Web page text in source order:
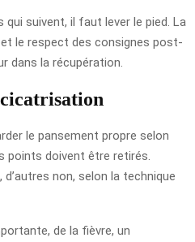
suivent, il faut lever le pied. La
le respect des consignes post-
dans la récupération.
le pansement propre selon
points doivent être retirés.
non, selon la technique
de la fièvre, un